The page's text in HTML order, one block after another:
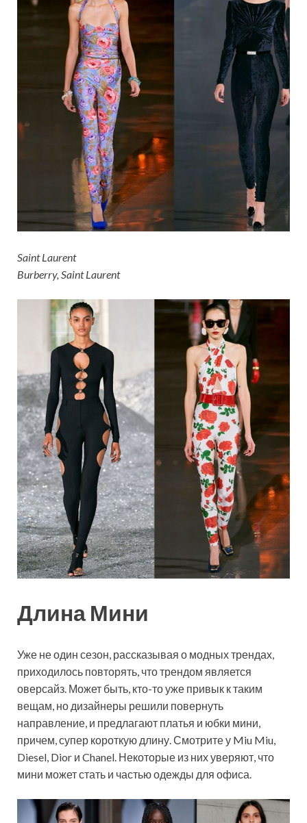
Saint Laurent
Burberry, Saint Laurent
Длина Мини
Уже не один сезон, рассказывая о модных трендах,
приходилось повторять, что трендом является
оверсайз. Может быть, кто-то уже привык к таким
вещам, но дизайнеры решили повернуть
направление, и предлагают платья и юбки мини,
причем, супер короткую длину. Смотрите у Miu Miu,
Diesel, Dior и Chanel. Некоторые из них уверяют, что
мини может стать и частью одежды для офиса.